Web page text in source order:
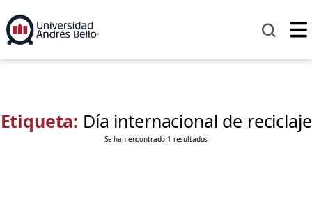
Etiqueta: Día internacional de reciclaje
Se han encontrado 1 resultados